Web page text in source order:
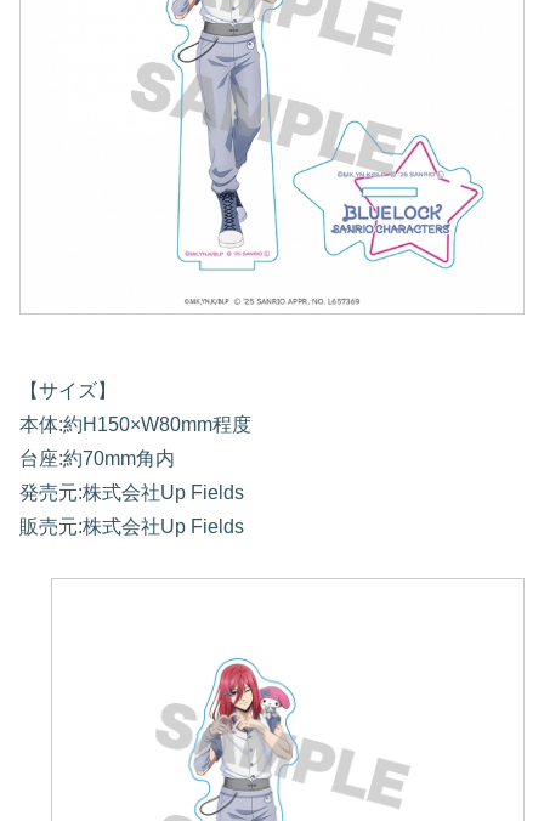
【サイズ】
本体:約H150×W80mm程度
台座:約70mm角内
発売元:株式会社Up Fields
販売元:株式会社Up Fields